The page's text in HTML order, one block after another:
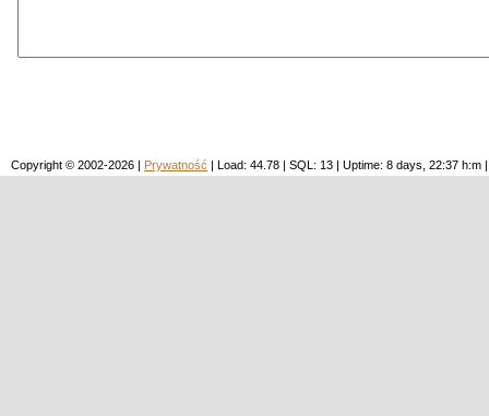
Copyright © 2002-2026 | Prywatność | Load: 44.78 | SQL: 13 | Uptime: 8 days, 22:37